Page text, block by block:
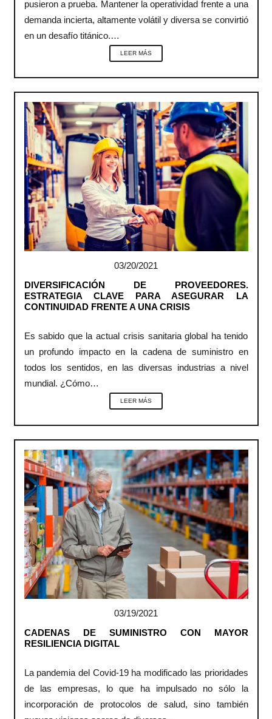
pusieron a prueba. Mantener la operatividad frente a una
demanda incierta, altamente volátil y diversa se convirtió
en un desafío titánico.…
LEER MÁS
03/20/2021
DIVERSIFICACIÓN DE PROVEEDORES.
ESTRATEGIA CLAVE PARA ASEGURAR LA
CONTINUIDAD FRENTE A UNA CRISIS
Es sabido que la actual crisis sanitaria global ha tenido
un profundo impacto en la cadena de suministro en
todos los sentidos, en las diversas industrias a nivel
mundial. ¿Cómo…
LEER MÁS
03/19/2021
CADENAS DE SUMINISTRO CON MAYOR
RESILIENCIA DIGITAL
La pandemia del Covid-19 ha modificado las prioridades
de las empresas, lo que ha impulsado no sólo la
incorporación de protocolos de salud, sino también